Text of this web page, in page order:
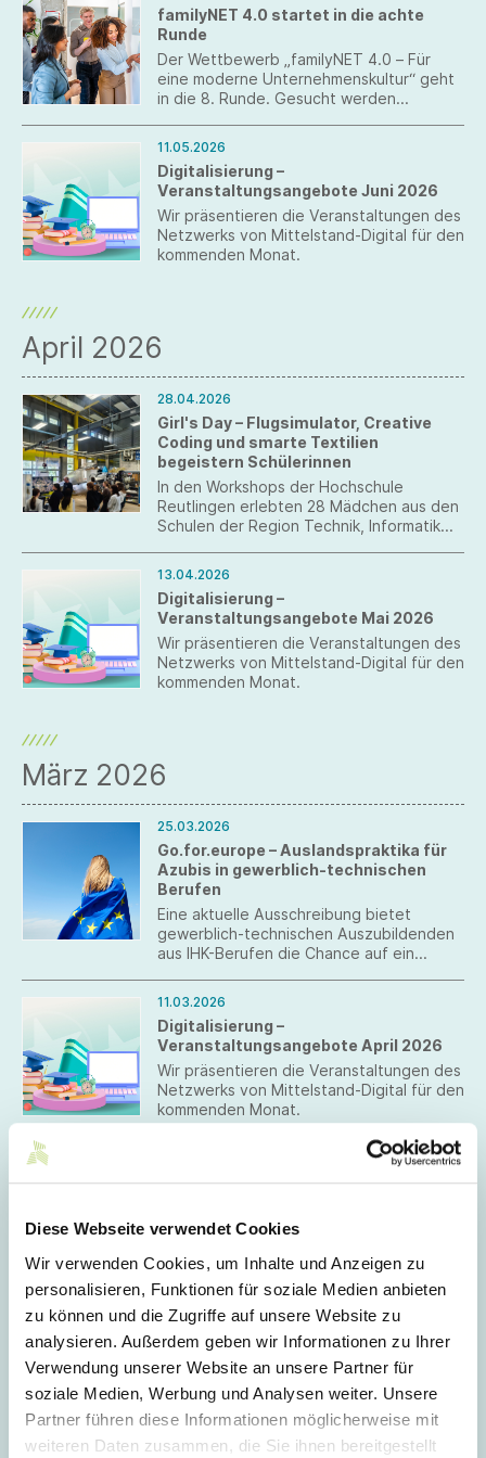
Diese Webseite verwendet Cookies
Wir verwenden Cookies, um Inhalte und Anzeigen zu
personalisieren, Funktionen für soziale Medien anbieten
zu können und die Zugriffe auf unsere Website zu
analysieren. Außerdem geben wir Informationen zu Ihrer
Verwendung unserer Website an unsere Partner für
soziale Medien, Werbung und Analysen weiter. Unsere
Partner führen diese Informationen möglicherweise mit
weiteren Daten zusammen, die Sie ihnen bereitgestellt
Design Award 2026 mit dem 3. Platz
ausgezeichnet.
familyNET 4.0 startet in die achte
Runde
Der Wettbewerb „familyNET 4.0 – Für
eine moderne Unternehmenskultur“ geht
in die 8. Runde. Gesucht werden
Führung, gelebter Vielfalt,
Gesundheitsförderung oder echter
Vereinbarkeit.
11.05.2026
Digitalisierung –
Veranstaltungsangebote Juni 2026
Wir präsentieren die Veranstaltungen des
Netzwerks von Mittelstand-Digital für den
kommenden Monat.
April 2026
28.04.2026
Girl's Day – Flugsimulator, Creative
Coding und smarte Textilien
begeistern Schülerinnen
In den Workshops der Hochschule
Reutlingen erlebten 28 Mädchen aus den
Schulen der Region Technik, Informatik
13.04.2026
Digitalisierung –
Veranstaltungsangebote Mai 2026
Wir präsentieren die Veranstaltungen des
Netzwerks von Mittelstand-Digital für den
kommenden Monat.
März 2026
25.03.2026
Go.for.europe – Auslandspraktika für
Azubis in gewerblich-technischen
Berufen
Eine aktuelle Ausschreibung bietet
gewerblich-technischen Auszubildenden
aus IHK-Berufen die Chance auf ein
11.03.2026
Digitalisierung –
Veranstaltungsangebote April 2026
Wir präsentieren die Veranstaltungen des
Netzwerks von Mittelstand-Digital für den
kommenden Monat.
Mittelstand-Digital Zentrum Smarte
kostenfrei
Kreisläufe setzt seine erfolgreiche Arbeit
über den ursprünglichen Projektzeitraum
ursprünglich bis zum 28. Februar 2026
angesetzt war, wird bis Ende 2026
verlängert.
Februar 2026
27.02.2026
Strähle + Hess und Realschule